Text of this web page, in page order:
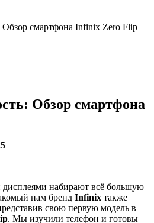
Обзор смартфона Infinix Zero Flip
Обзор смартфона
набирают всё большую
нам бренд Infinix также
свою первую модель в
. Мы изучили телефон и готовы